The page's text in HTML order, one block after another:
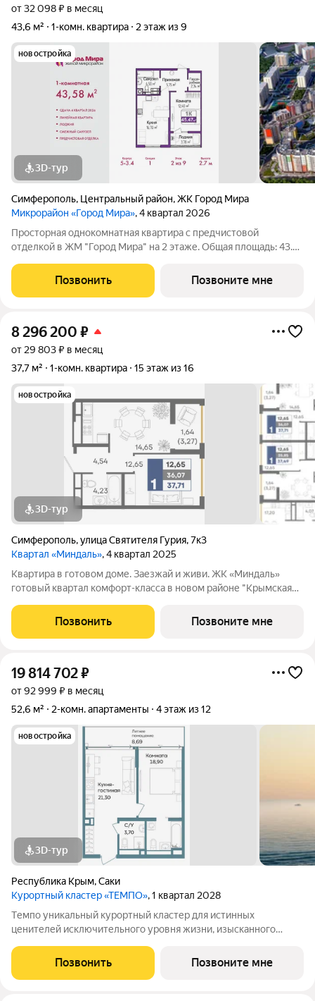
от 32 098 ₽ в месяц
43,6 м²
1-комн. квартира 2 этаж из 9
новостройка
3D-тур
Симферополь, Центральный район,ЖК Город Мира
Микрорайон «Город Мира», 4 квартал 2026
Просторная однокомнатная квартира с предчистовой
отделкой в ЖМ "Город Мира" на 2 этаже. Общая площадь: 43.58
16.7 кв.м. Все окна выходят на одну сторону. В квартире одна
лоджия, один
Позвонить Позвоните мне
8 296 200 ₽
от 29 803 ₽ в месяц
37,7 м²
1-комн. квартира 15 этаж из 16
новостройка
3D-тур
Симферополь,улица Святителя Гурия,7к3
Квартал «Миндаль», 4 квартал 2025
Квартира в готовом доме. Заезжай и живи. ЖК «Миндаль»
готовый квартал комфорт-класса в новом районе "Крымская
можно заезжать сразу после сделки. Двор без машин с
детскими и спортивными площадками,
Позвонить Позвоните мне
19 814 702₽
от 92 999 ₽ в месяц
52,6 м²
2-комн. апартаменты 4 этаж из 12
новостройка
3D-тур
Республика Крым,Саки
Курортный кластер «ТЕМПО», 1 квартал 2028
Tемпо уникальный курортный кластер для истинных
ценителей исключительного уровня жизни, изысканного
каждое мгновение безмерно прекрасно, а время принадлежит
только вам. Комплекс возводится в
Позвонить Позвоните мне